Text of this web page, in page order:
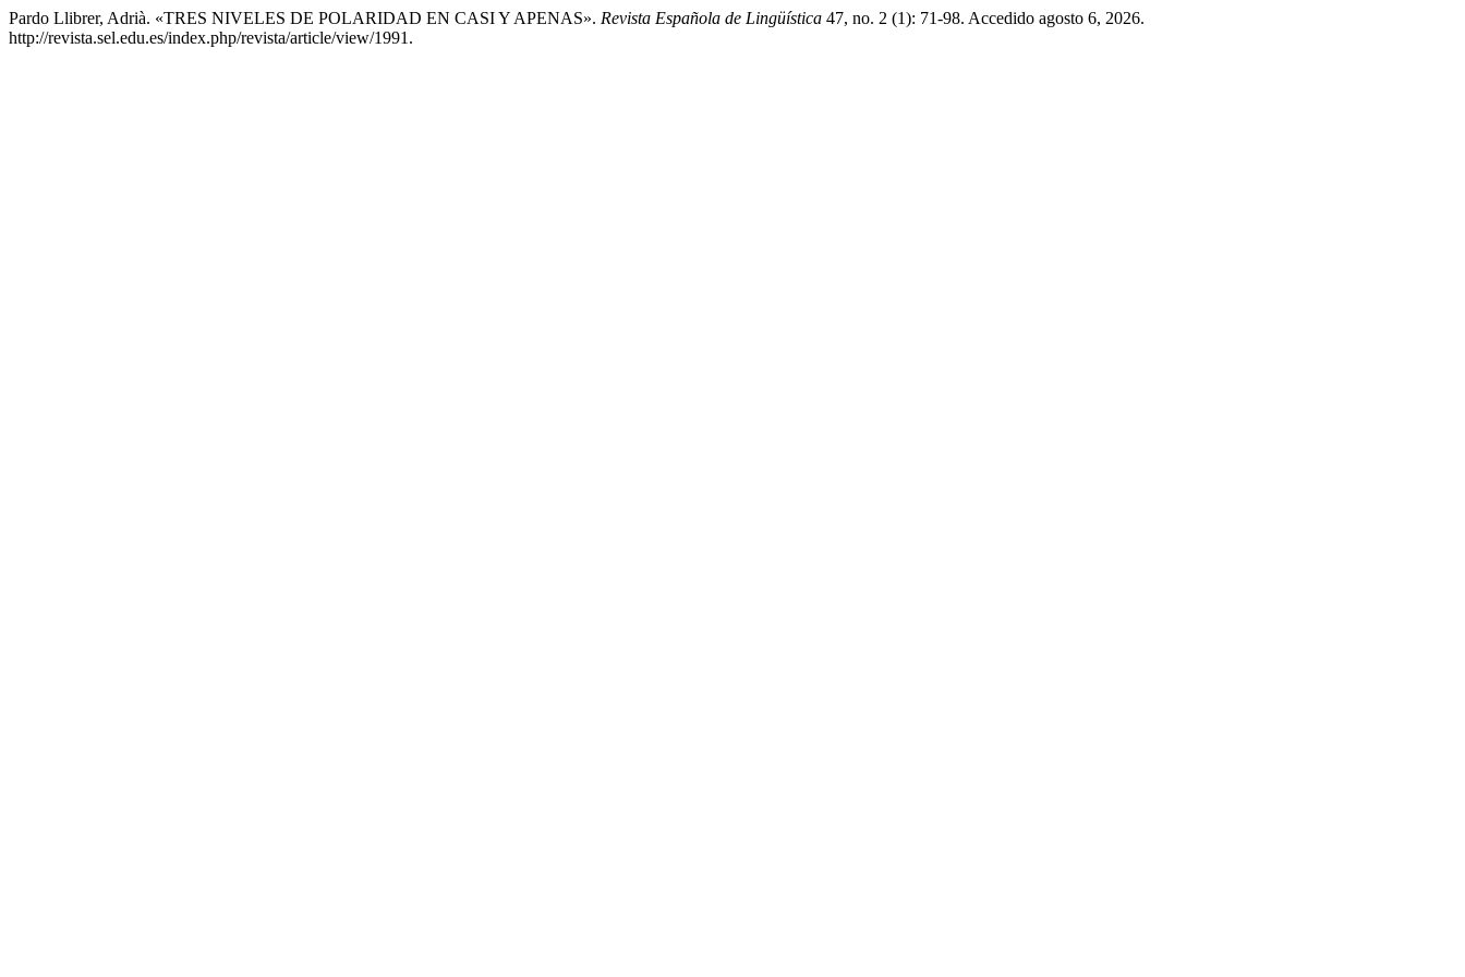
Pardo Llibrer, Adrià. «TRES NIVELES DE POLARIDAD EN CASI Y APENAS». Revista Española de Lingüística 47, no. 2 (1): 71-98. Accedido agosto 6, 2026.
http://revista.sel.edu.es/index.php/revista/article/view/1991.